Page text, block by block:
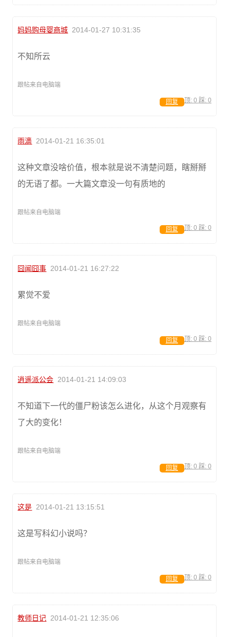
妈妈购母婴商城 2014-01-27 10:31:35
不知所云
跟帖来自电脑端
顶: 0 踩: 0
回复
雨滴 2014-01-21 16:35:01
这种文章没啥价值，根本就是说不清楚问题，瞎掰掰
的无语了都。一大篇文章没一句有质地的
跟帖来自电脑端
顶: 0 踩: 0
回复
囧闻囧事 2014-01-21 16:27:22
累觉不爱
跟帖来自电脑端
顶: 0 踩: 0
回复
逍遥派公会 2014-01-21 14:09:03
不知道下一代的僵尸粉该怎么进化，从这个月观察有
了大的变化！
跟帖来自电脑端
顶: 0 踩: 0
回复
这是 2014-01-21 13:15:51
这是写科幻小说吗？
跟帖来自电脑端
顶: 0 踩: 0
回复
教师日记 2014-01-21 12:35:06